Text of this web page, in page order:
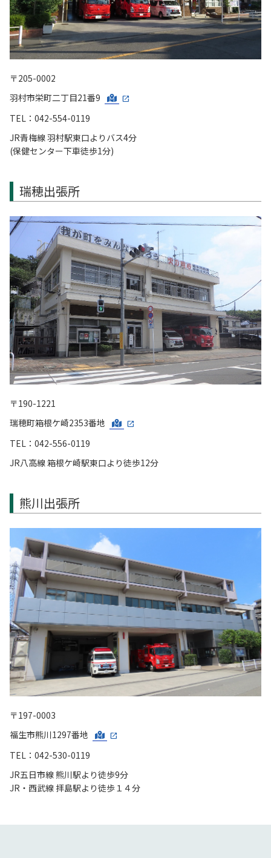
〒205-0002
羽村市栄町二丁目21番9
TEL：042-554-0119
JR青梅線 羽村駅東口よりバス4分
(保健センター下車徒歩1分)
瑞穂出張所
〒190-1221
瑞穂町箱根ケ崎2353番地
TEL：042-556-0119
JR八高線 箱根ケ崎駅東口より徒歩12分
熊川出張所
〒197-0003
福生市熊川1297番地
TEL：042-530-0119
JR五日市線 熊川駅より徒歩9分
JR・西武線 拝島駅より徒歩１４分